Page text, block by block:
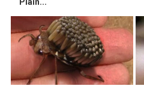
Plain...